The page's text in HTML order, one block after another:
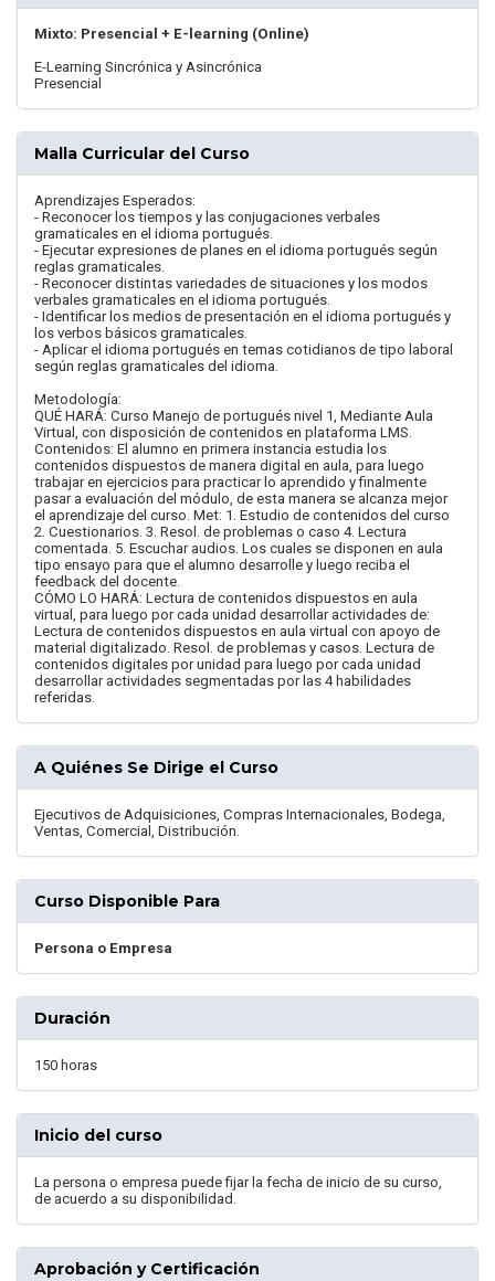
Mixto: Presencial + E-learning (Online)
E-Learning Sincrónica y Asincrónica
Presencial
Malla Curricular del Curso
Aprendizajes Esperados:
- Reconocer los tiempos y las conjugaciones verbales
gramaticales en el idioma portugués.
- Ejecutar expresiones de planes en el idioma portugués según
reglas gramaticales.
- Reconocer distintas variedades de situaciones y los modos
verbales gramaticales en el idioma portugués.
- Identificar los medios de presentación en el idioma portugués y
los verbos básicos gramaticales.
- Aplicar el idioma portugués en temas cotidianos de tipo laboral
según reglas gramaticales del idioma.
Metodología:
QUÉ HARÁ: Curso Manejo de portugués nivel 1, Mediante Aula
Virtual, con disposición de contenidos en plataforma LMS.
Contenidos: El alumno en primera instancia estudia los
contenidos dispuestos de manera digital en aula, para luego
trabajar en ejercicios para practicar lo aprendido y finalmente
pasar a evaluación del módulo, de esta manera se alcanza mejor
el aprendizaje del curso. Met: 1. Estudio de contenidos del curso
2. Cuestionarios. 3. Resol. de problemas o caso 4. Lectura
comentada. 5. Escuchar audios. Los cuales se disponen en aula
tipo ensayo para que el alumno desarrolle y luego reciba el
feedback del docente.
CÓMO LO HARÁ: Lectura de contenidos dispuestos en aula
virtual, para luego por cada unidad desarrollar actividades de:
Lectura de contenidos dispuestos en aula virtual con apoyo de
material digitalizado. Resol. de problemas y casos. Lectura de
contenidos digitales por unidad para luego por cada unidad
desarrollar actividades segmentadas por las 4 habilidades
referidas.
A Quiénes Se Dirige el Curso
Ejecutivos de Adquisiciones, Compras Internacionales, Bodega,
Ventas, Comercial, Distribución.
Curso Disponible Para
Persona o Empresa
Duración
150 horas
Inicio del curso
La persona o empresa puede fijar la fecha de inicio de su curso,
de acuerdo a su disponibilidad.
Aprobación y Certificación